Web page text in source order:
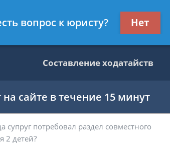
праву
Составление ходатайств
сайте в течение 15 минут
вопрос к юристу? Нет